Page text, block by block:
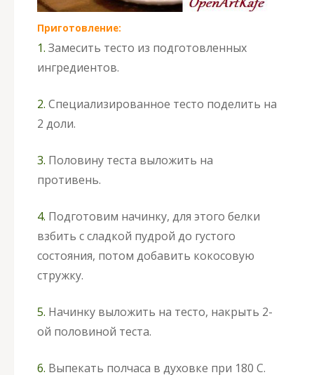
Приготовление:
1. Замесить тесто из подготовленных
ингредиентов.
2. Специализированное тесто поделить на
2 доли.
3. Половину теста выложить на
противень.
4. Подготовим начинку, для этого белки
взбить с сладкой пудрой до густого
состояния, потом добавить кокосовую
стружку.
5. Начинку выложить на тесто, накрыть 2-
ой половиной теста.
6. Выпекать полчаса в духовке при 180 С.